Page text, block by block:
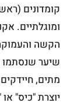
קומדונים
ומוגלתיים.
הקשה
שיער שנסתמו
מתים,
יוצרת "כיס"